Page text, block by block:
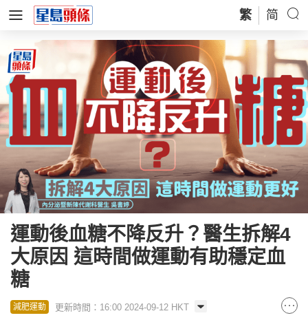
繁 简
運動後血糖不降反升？醫生拆解4
大原因 這時間做運動有助穩定血
糖
減肥運動 更新時間：16:00 2024-09-12 HKT